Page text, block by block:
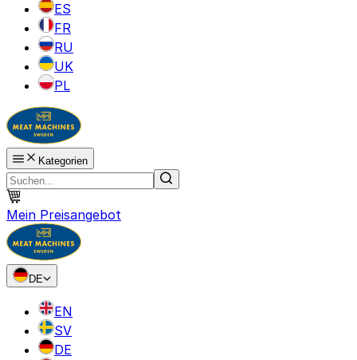
ES
FR
RU
UK
PL
Kategorien
Mein Preisangebot
DE
EN
SV
DE